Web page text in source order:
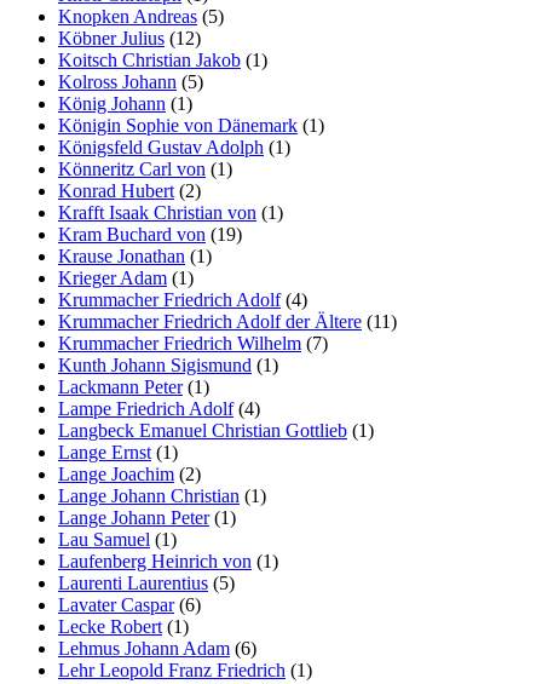
Knopken Andreas (5)
Köbner Julius (12)
Koitsch Christian Jakob (1)
Kolross Johann (5)
König Johann (1)
Königin Sophie von Dänemark (1)
Königsfeld Gustav Adolph (1)
Könneritz Carl von (1)
Konrad Hubert (2)
Krafft Isaak Christian von (1)
Kram Buchard von (19)
Krause Jonathan (1)
Krieger Adam (1)
Krummacher Friedrich Adolf(4)
Krummacher Friedrich Adolf der Ältere (11)
Krummacher Friedrich Wilhelm (7)
Kunth Johann Sigismund (1)
Lackmann Peter(1)
Lampe Friedrich Adolf(4)
Langbeck Emanuel Christian Gottlieb (1)
Lange Ernst (1)
Lange Joachim (2)
Lange Johann Christian (1)
Lange Johann Peter(1)
Lau Samuel (1)
Laufenberg Heinrich von (1)
Laurenti Laurentius (5)
Lavater Caspar(6)
Lecke Robert (1)
Lehmus Johann Adam (6)
Lehr Leopold Franz Friedrich (1)